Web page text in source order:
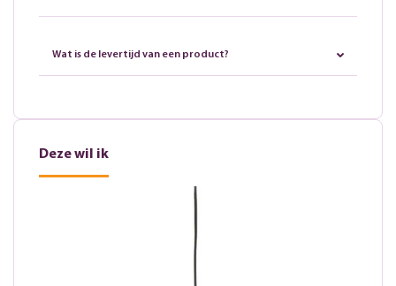
Wat is de levertijd van een product?
Deze wil ik